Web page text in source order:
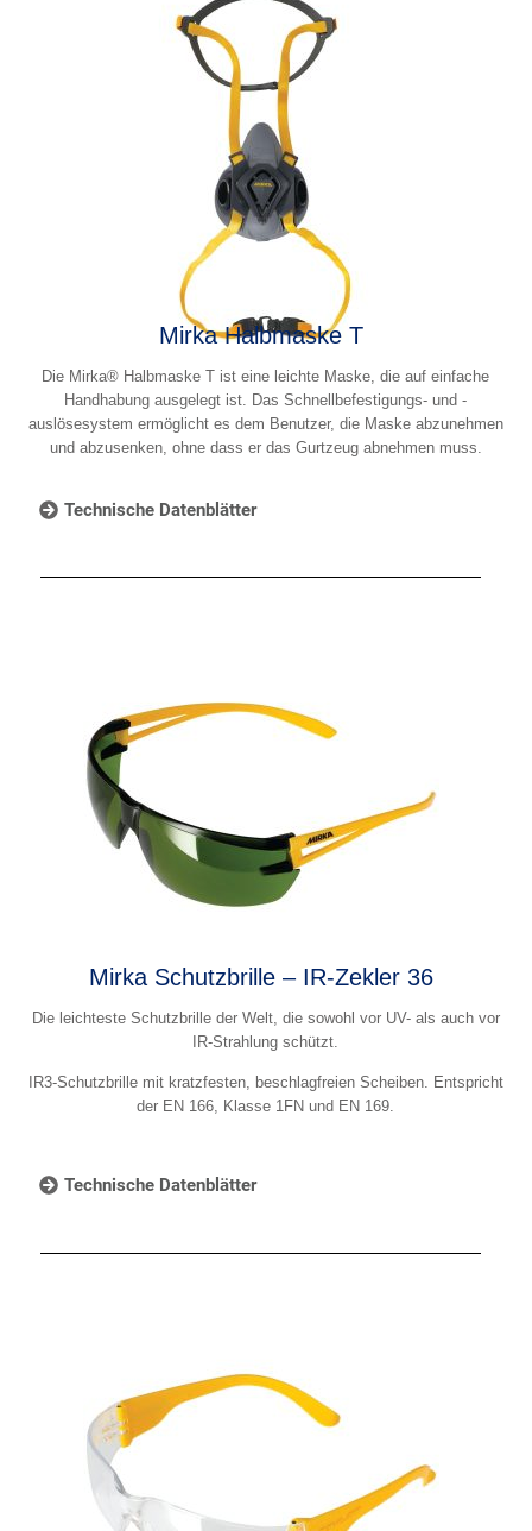
Mirka Halbmaske T
Die Mirka® Halbmaske T ist eine leichte Maske, die auf einfache
Handhabung ausgelegt ist. Das Schnellbefestigungs- und -
auslösesystem ermöglicht es dem Benutzer, die Maske abzunehmen
und abzusenken, ohne dass er das Gurtzeug abnehmen muss.
Technische Datenblätter
Mirka Schutzbrille – IR-Zekler 36
Die leichteste Schutzbrille der Welt, die sowohl vor UV- als auch vor
IR-Strahlung schützt.
IR3-Schutzbrille mit kratzfesten, beschlagfreien Scheiben. Entspricht
der EN 166, Klasse 1FN und EN 169.
Technische Datenblätter